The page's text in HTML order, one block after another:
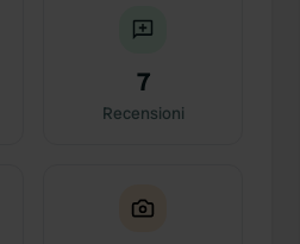
7
Recensioni